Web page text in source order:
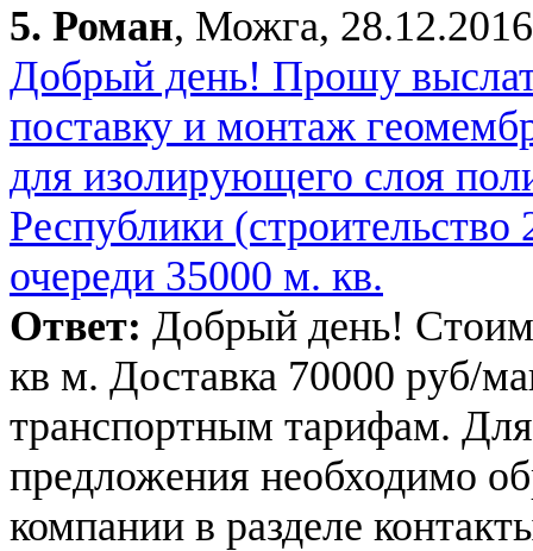
5. Роман, Можга, 28.12.2016
Добрый день! Прошу
поставку и монтаж
для изолирующего слоя
Республики
очереди 35000 м. кв.
Ответ: Добрый день!
кв м. Доставка 70000 руб/
транспортным тарифам.
предложения необходимо
компании в разделе